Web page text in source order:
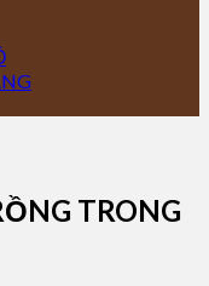
TRONG